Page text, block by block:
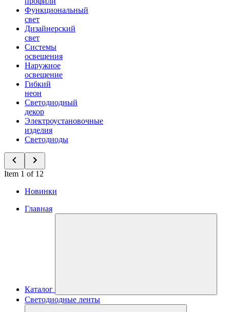
Функциональный
свет
Дизайнерский
свет
Системы
освещения
Наружное
освещение
Гибкий
неон
Светодиодный
декор
Электроустановочные
изделия
Светодиоды
Item 1 of 12
Новинки
Главная
Каталог
Светодиодные ленты